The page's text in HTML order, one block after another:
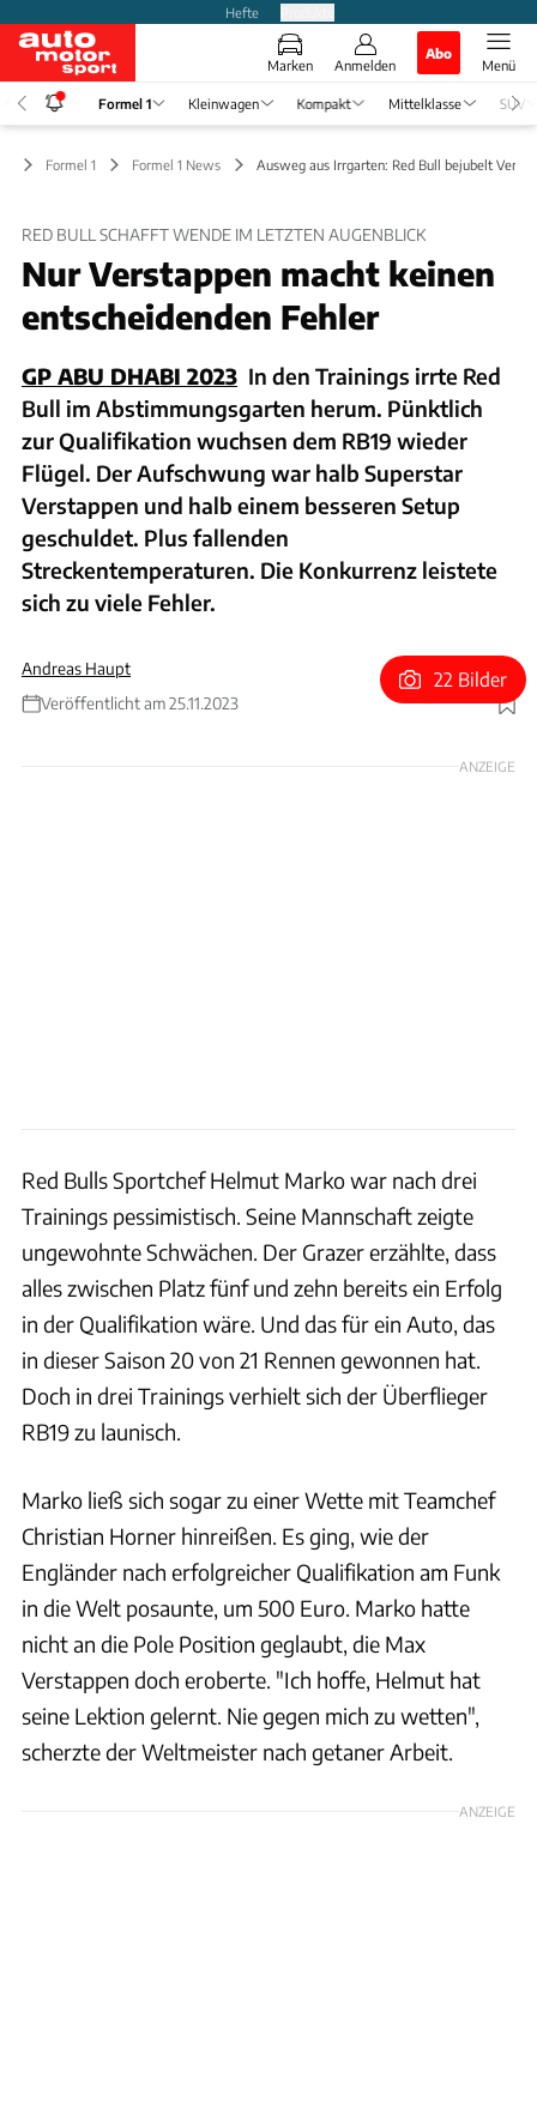
Hefte
Marken Anmelden
Abo
Menü
Formel 1 Kleinwagen Kompakt Mittelklasse SUV
Formel 1 Formel 1 News Ausweg aus Irrgarten: Red Bull bejubelt
RED BULL SCHAFFT WENDE IM LETZTEN AUGENBLICK
Nur Verstappen macht keinen
entscheidenden Fehler
GP ABU DHABI 2023 In den Trainings irrte Red
Bull im Abstimmungsgarten herum. Pünktlich
zur Qualifikation wuchsen dem RB19 wieder
Flügel. Der Aufschwung war halb Superstar
Verstappen und halb einem besseren Setup
geschuldet. Plus fallenden
Streckentemperaturen. Die Konkurrenz leistete
sich zu viele Fehler.
Andreas Haupt
Veröffentlicht am 25.11.2023
Foto: Motorsport Images
22 Bilder
ANZEIGE
Red Bulls Sportchef Helmut Marko war nach drei
Trainings pessimistisch. Seine Mannschaft zeigte
ungewohnte Schwächen. Der Grazer erzählte, dass
alles zwischen Platz fünf und zehn bereits ein Erfolg
in der Qualifikation wäre. Und das für ein Auto, das
in dieser Saison 20 von 21 Rennen gewonnen hat.
Doch in drei Trainings verhielt sich der Überflieger
RB19 zu launisch.
Marko ließ sich sogar zu einer Wette mit Teamchef
Christian Horner hinreißen. Es ging, wie der
Engländer nach erfolgreicher Qualifikation am Funk
in die Welt posaunte, um 500 Euro. Marko hatte
nicht an die Pole Position geglaubt, die Max
Verstappen doch eroberte. "Ich hoffe, Helmut hat
seine Lektion gelernt. Nie gegen mich zu wetten",
scherzte der Weltmeister nach getaner Arbeit.
ANZEIGE